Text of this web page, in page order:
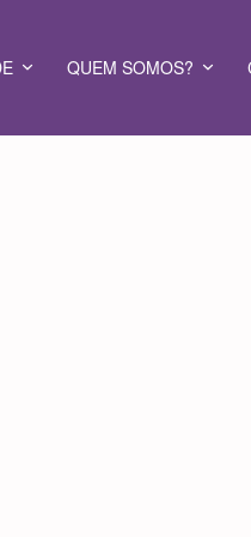
QUEM SOMOS?